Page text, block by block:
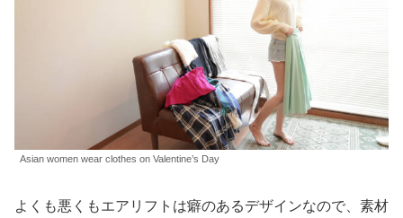
Asian women wear clothes on Valentine’s Day
よくも悪くもエアリフトは癖のあるデザインなので、素材